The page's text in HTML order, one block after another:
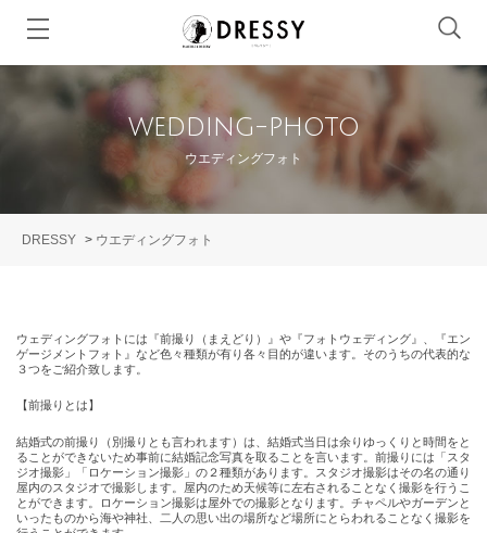
wedding-photo
ウエディングフォト
DRESSY > ウエディングフォト
ウェディングフォトには『前撮り（まえどり）』や『フォトウェディング』、『エン
ゲージメントフォト』など色々種類が有り各々目的が違います。そのうちの代表的な
３つをご紹介致します。
【前撮りとは】
結婚式の前撮り（別撮りとも言われます）は、結婚式当日は余りゆっくりと時間をと
ることができないため事前に結婚記念写真を取ることを言います。前撮りには「スタ
ジオ撮影」「ロケーション撮影」の２種類があります。スタジオ撮影はその名の通り
屋内のスタジオで撮影します。屋内のため天候等に左右されることなく撮影を行うこ
とができます。ロケーション撮影は屋外での撮影となります。チャペルやガーデンと
いったものから海や神社、二人の思い出の場所など場所にとらわれることなく撮影を